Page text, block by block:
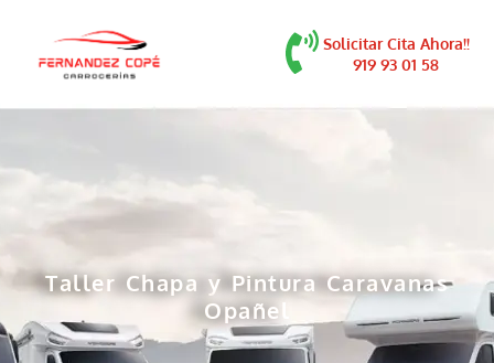
Solicitar Cita Ahora!!
919 93 01 58
Taller Chapa y Pintura Caravanas
Opañel